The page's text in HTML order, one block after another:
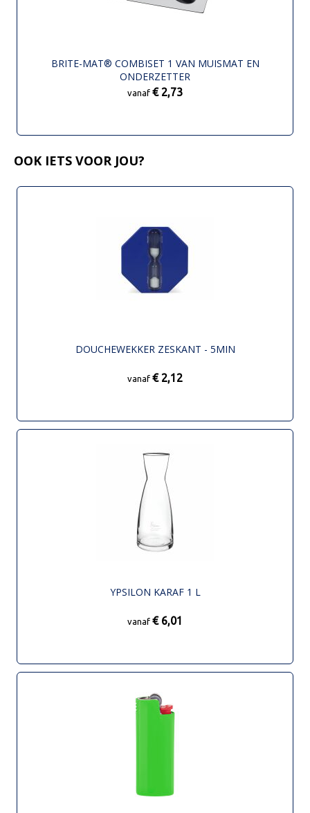
BRITE-MAT® COMBISET 1 VAN MUISMAT EN
ONDERZETTER
vanaf € 2,73
OOK IETS VOOR JOU?
DOUCHEWEKKER ZESKANT - 5MIN
vanaf € 2,12
YPSILON KARAF 1 L
vanaf € 6,01